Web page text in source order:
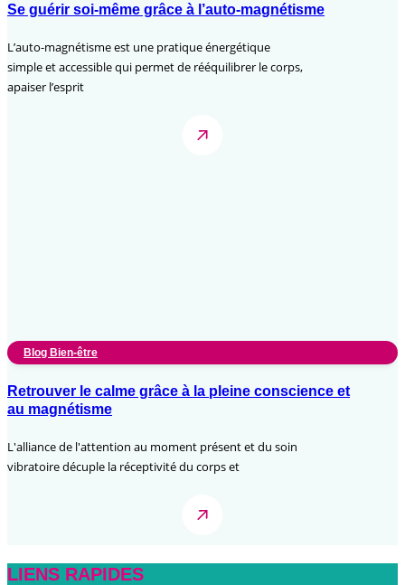
Se guérir soi-même grâce à l’auto-magnétisme
L’auto-magnétisme est une pratique énergétique
simple et accessible qui permet de rééquilibrer le corps,
apaiser l’esprit
Blog Bien-être
Retrouver le calme grâce à la pleine conscience et
au magnétisme
L'alliance de l'attention au moment présent et du soin
vibratoire décuple la réceptivité du corps et
LIENS RAPIDES